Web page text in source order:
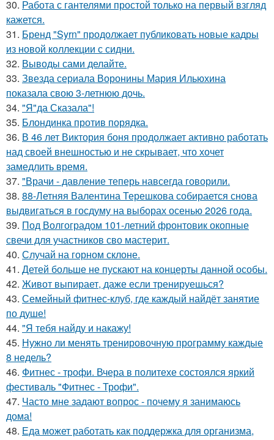
30. Работа с гантелями простой только на первый взгляд
кажется.
31. Бренд "Syrn" продолжает публиковать новые кадры
из новой коллекции с сидни.
32. Выводы сами делайте.
33. Звезда сериала Воронины Мария Ильюхина
показала свою 3-летнюю дочь.
34. "Я"да Сказала"!
35. Блондинка против порядка.
36. В 46 лет Виктория боня продолжает активно работать
над своей внешностью и не скрывает, что хочет
замедлить время.
37. "Врачи - давление теперь навсегда говорили.
38. 88-Летняя Валентина Терешкова собирается снова
выдвигаться в госдуму на выборах осенью 2026 года.
39. Под Волгоградом 101-летний фронтовик окопные
свечи для участников сво мастерит.
40. Случай на горном склоне.
41. Детей больше не пускают на концерты данной особы.
42. Живот выпирает, даже если тренируешься?
43. Семейный фитнес-клуб, где каждый найдёт занятие
по душе!
44. "Я тебя найду и накажу!
45. Нужно ли менять тренировочную программу каждые
8 недель?
46. Фитнес - трофи. Вчера в политехе состоялся яркий
фестиваль "Фитнес - Трофи".
47. Часто мне задают вопрос - почему я занимаюсь
дома!
48. Еда может работать как поддержка для организма,